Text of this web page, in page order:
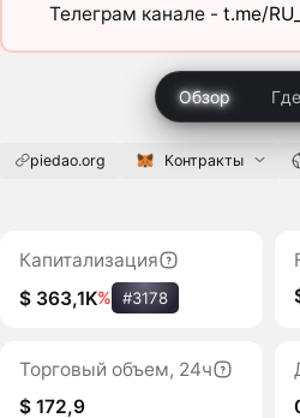
Телеграм канале - t.me/
Обзор
piedao.org Контракты
Капитализация
$ 363,1K% #3178
Торговый объем, 24ч
$ 172,9